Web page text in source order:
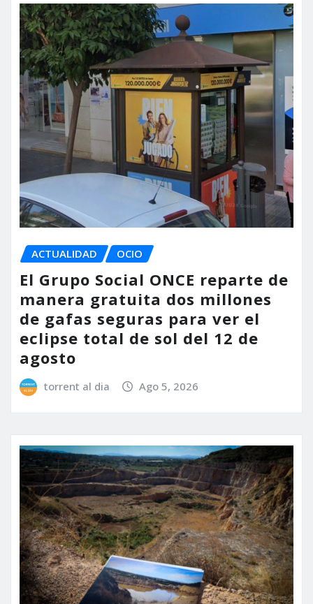
ACTUALIDAD OCIO
El Grupo Social ONCE reparte de
manera gratuita dos millones
de gafas seguras para ver el
eclipse total de sol del 12 de
agosto
torrent al dia Ago 5, 2026